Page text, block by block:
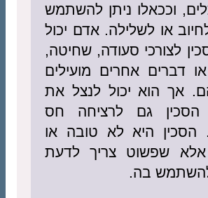
וככאלו ניתן להשתמש
או לשלילה. אדם יכול
לצורכי סעודה, שחיטה,
דברים אחרים מועילים
אך הוא יכול לנצל את
הסכין גם לרציחה חס
הסכין היא לא טובה או
שפשוט צריך לדעת
בה.